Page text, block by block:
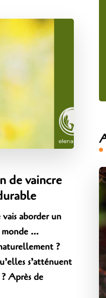
de vaincre
aborder un
monde …
?
s’atténuent
Après de